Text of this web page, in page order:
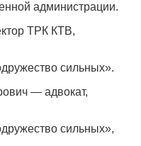
администрации.
ТРК КТВ,
сильных».
— адвокат,
сильных»,